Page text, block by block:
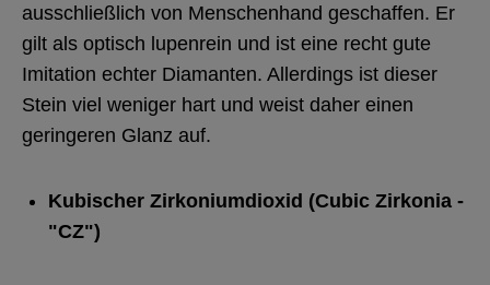
ausschließlich von Menschenhand geschaffen. Er
gilt als optisch lupenrein und ist eine recht gute
Imitation echter Diamanten. Allerdings ist dieser
Stein viel weniger hart und weist daher einen
geringeren Glanz auf.
Kubischer Zirkoniumdioxid (Cubic Zirkonia -
"CZ")